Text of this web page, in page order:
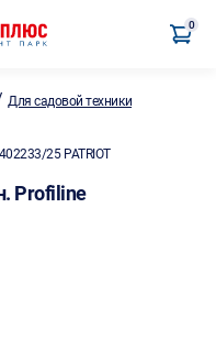
0
Для садовой техники
25 PATRIOT
Profiline